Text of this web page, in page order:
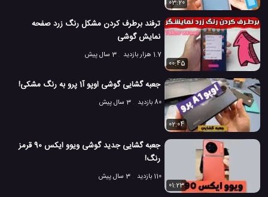
03:20
ترفند برطرف کردن مشکل رنگ زرد صفحه
نمایش گوشی
1.7 هزار بازدید
3 سال پیش
00:45
جعبه گشایی گوشی اوپو آ1 پرو به رنگ مشکی!
80 بازدید 3 سال پیش
02:04
جعبه گشایی جدید گوشی ویوو ایکس 90 قرمز
رنگ!
110 بازدید
3 سال پیش
01:23